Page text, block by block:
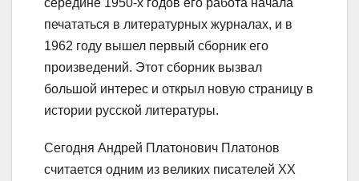
печататься в литературных журналах, и в
1962 году вышел первый сборник его
произведений. Этот сборник вызвал
большой интерес и открыл новую страницу в
истории русской литературы.
Сегодня Андрей Платонович Платонов
считается одним из великих писателей XX